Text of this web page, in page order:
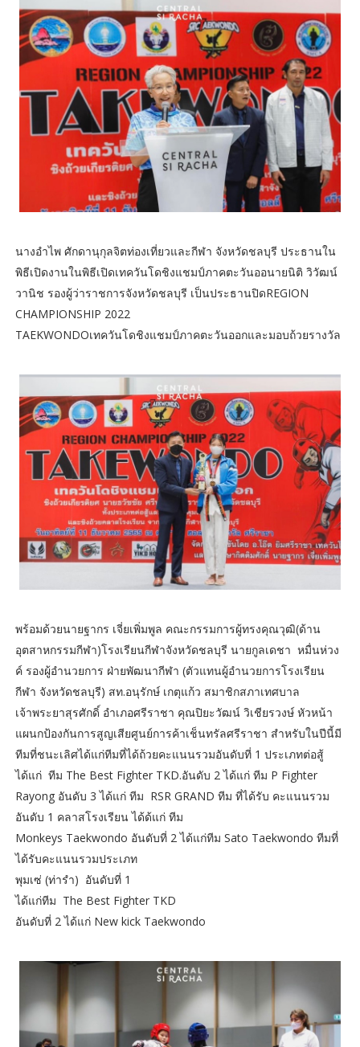
นางอำไพ ศักดานุกุลจิตท่องเที่ยวและกีฬา จังหวัดชลบุรี ประธานใน
พิธีเปิดงานในพิธีเปิดเทควันโดชิงแชมป์ภาคตะวันออนายนิติ วิวัฒน์
วานิช รองผู้ว่าราชการจังหวัดชลบุรี เป็นประธานปิดREGION
CHAMPIONSHIP 2022
TAEKWONDOเทควันโดชิงแชมป์ภาคตะวันออกและมอบถ้วยรางวัล
พร้อมด้วยนายฐากร เจี่ยเพิ่มพูล คณะกรรมการผู้ทรงคุณวุฒิ(ด้าน
อุตสาหกรรมกีฬา)โรงเรียนกีฬาจังหวัดชลบุรี นายกูลเดชา หมื่นห่วง
ค์ รองผู้อำนวยการ ฝ่ายพัฒนากีฬา (ตัวแทนผู้อำนวยการโรงเรียน
กีฬา จังหวัดชลบุรี) สท.อนุรักษ์ เกตุแก้ว สมาชิกสภาเทศบาล
เจ้าพระยาสุรศักดิ์ อำเภอศรีราชา คุณปิยะวัฒน์ วิเชียรวงษ์ หัวหน้า
แผนกป้องกันการสูญเสียศูนย์การค้าเช็นทรัลศรีราชา สำหรับในปีนี้มี
ทีมที่ชนะเลิศได้แก่ทีมที่ได้ถ้วยคะแนนรวมอันดับที่ 1 ประเภทต่อสู้
ได้แก่ ทีม The Best Fighter TKD.อันดับ 2 ได้แก่ ทีม P Fighter
Rayong อันดับ 3 ได้แก่ ทีม RSR GRAND ทีม ที่ได้รับ คะแนนรวม
อันดับ 1 คลาสโรงเรียน ได้ด้แก่ ทีม
Monkeys Taekwondo อันดับที่ 2 ได้แก่ทีม Sato Taekwondo ทีมที่
ได้รับคะแนนรวมประเภท
พุมเซ่ (ท่ารำ) อันดับที่ 1
ได้แก่ทีม The Best Fighter TKD
อันดับที่ 2 ได้แก่ New kick Taekwondo